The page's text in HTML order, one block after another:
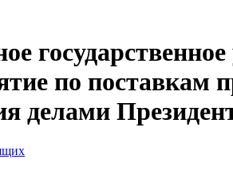
по поставкам
делами